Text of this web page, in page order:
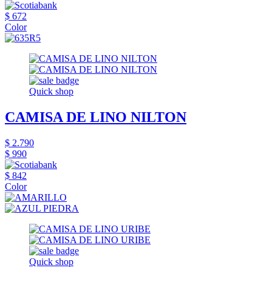
$ 672
Color
Quick shop
CAMISA DE LINO NILTON
$ 2.790
$ 990
$ 842
Color
Quick shop